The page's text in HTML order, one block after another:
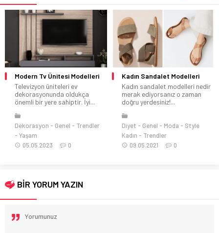
Kadın Sandalet Modelleri
Kadın sandalet modelleri nedir
merak ediyorsanız o zaman
doğru yerdesiniz!...
Diyet Genel Moda
Style
Kadın
Trendler
09.05.2021
0
Yazlık Parfüm Önerileri
Yaz aylarında kullanabileceğiniz
parfüm seçenekleri çok
fazladır. Yazın sıcak hava...
Aksesuar & Takı
Cilt Bakımı
Genel
Listeler
Kadın
Trendler
BİR YORUM YAZIN